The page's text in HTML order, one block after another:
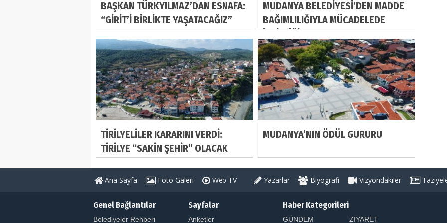
BAŞKAN TÜRKYILMAZ’DAN ESNAFA:
“GİRİT’İ BİRLİKTE YAŞATACAĞIZ”
MUDANYA BELEDİYESİ’DEN MADDE
BAĞIMLILIĞIYLA MÜCADELEDE
TİRİLYELİLER KARARINI VERDİ:
TİRİLYE “SAKİN ŞEHİR” OLACAK
MUDANYA’NIN ÖDÜL GURURU
Ana Sayfa Foto Galeri Web TV Yazarlar Biyografi Vizyondakiler
Genel Bağlantılar
Belediyeler Rehberi
Sayfalar
Anketler
Haber Kategorileri
GÜNDEM ZİYARET